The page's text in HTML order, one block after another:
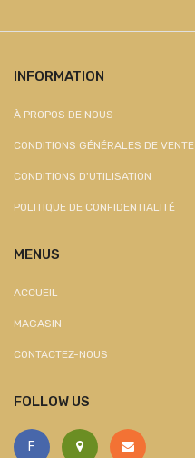
INFORMATION
À PROPOS DE NOUS
CONDITIONS GÉNÉRALES DE VENTE
CONDITIONS D'UTILISATION
POLITIQUE DE CONFIDENTIALITÉ
MENUS
ACCUEIL
MAGASIN
CONTACTEZ-NOUS
FOLLOW US
F